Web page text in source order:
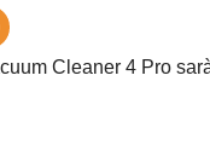
Cleaner 4 Pro